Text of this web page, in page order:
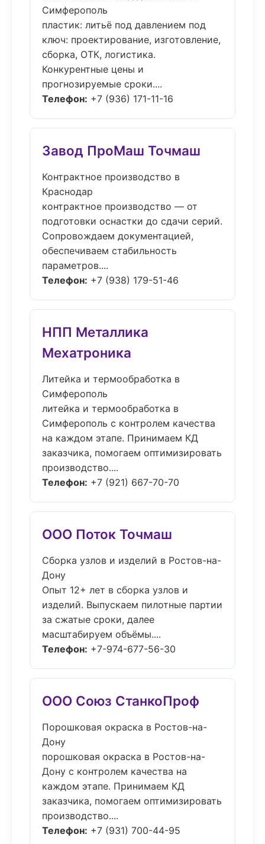
Симферополь
пластик: литьё под давлением под
ключ: проектирование, изготовление,
сборка, ОТК, логистика.
Конкурентные цены и
прогнозируемые сроки....
Телефон: +7 (936) 171-11-16
Завод ПроМаш Точмаш
Контрактное производство в
Краснодар
контрактное производство — от
подготовки оснастки до сдачи серий.
Сопровождаем документацией,
обеспечиваем стабильность
параметров....
Телефон: +7 (938) 179-51-46
НПП Металлика
Мехатроника
Литейка и термообработка в
Симферополь
литейка и термообработка в
Симферополь с контролем качества
на каждом этапе. Принимаем КД
заказчика, помогаем оптимизировать
производство....
Телефон: +7 (921) 667-70-70
ООО Поток Точмаш
Сборка узлов и изделий в Ростов-на-
Дону
Опыт 12+ лет в сборка узлов и
изделий. Выпускаем пилотные партии
за сжатые сроки, далее
масштабируем объёмы....
Телефон: +7-974-677-56-30
ООО Союз СтанкоПроф
Порошковая окраска в Ростов-на-
Дону
порошковая окраска в Ростов-на-
Дону с контролем качества на
каждом этапе. Принимаем КД
заказчика, помогаем оптимизировать
производство....
Телефон: +7 (931) 700-44-95